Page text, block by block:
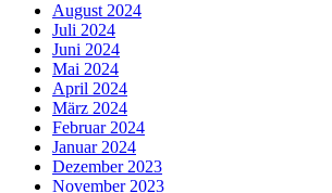
August 2024
Juli 2024
Juni 2024
Mai 2024
April 2024
März 2024
Februar 2024
Januar 2024
Dezember 2023
November 2023